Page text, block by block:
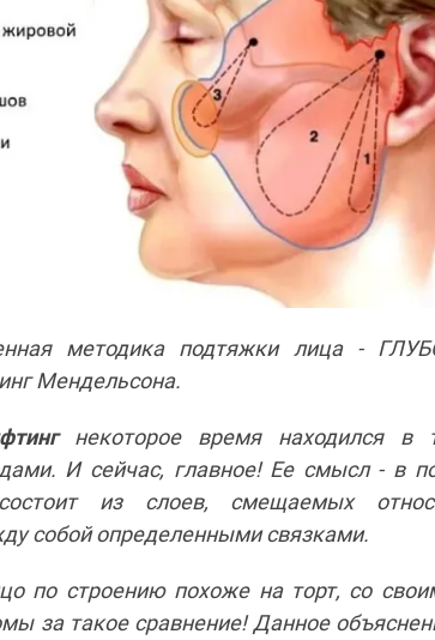
методика подтяжки лица -
Мендельсона.
некоторое время находился в
И сейчас, главное! Ее смысл - в
из слоев, смещаемых
собой определенными связками.
по строению похоже на торт, со
за такое сравнение! Данное